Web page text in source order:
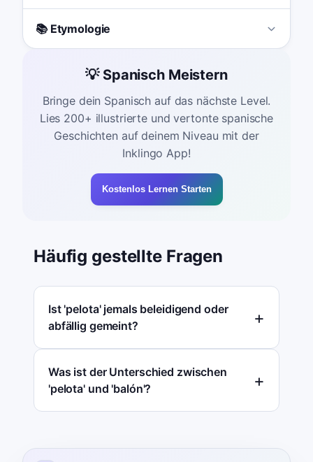
📚 Etymologie
💡 Spanisch Meistern
Bringe dein Spanisch auf das nächste Level.
Lies 200+ illustrierte und vertonte spanische
Geschichten auf deinem Niveau mit der
Inklingo App!
Kostenlos Lernen Starten
Häufig gestellte Fragen
Ist 'pelota' jemals beleidigend oder
abfällig gemeint?
Was ist der Unterschied zwischen
'pelota' und 'balón'?